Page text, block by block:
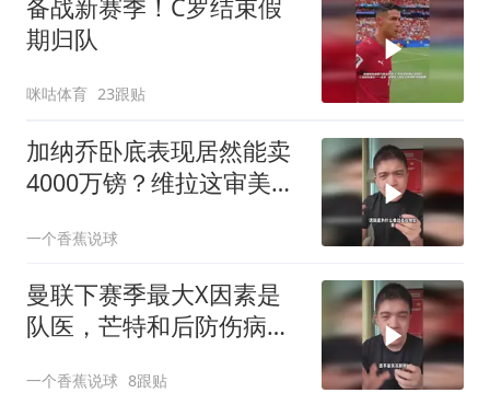
备战新赛季！C罗结束假
期归队
咪咕体育 23跟贴
加纳乔卧底表现居然能卖
4000万镑？维拉这审美专
一个香蕉说球
曼联下赛季最大X因素是
队医，芒特和后防伤病能
一个香蕉说球 8跟贴